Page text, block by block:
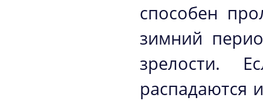
способен
зимний
зрелости.
распадаются